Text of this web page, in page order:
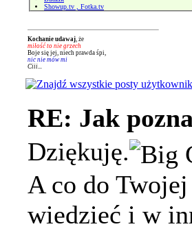
Showup.tv , Fotka.tv
Kochanie udawaj, że
miłość to nie grzech
Boje się jej, niech prawda śpi,
nic nie mów mi
Ciii...
RE: Jak
Dziękuję.
A co do
wiedzieć i w